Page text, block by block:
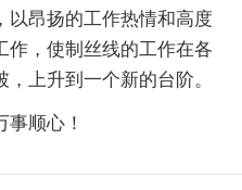
以昂扬的工作热情和高度
作，使制丝线的工作在各
上升到一个新的台阶。
顺心！